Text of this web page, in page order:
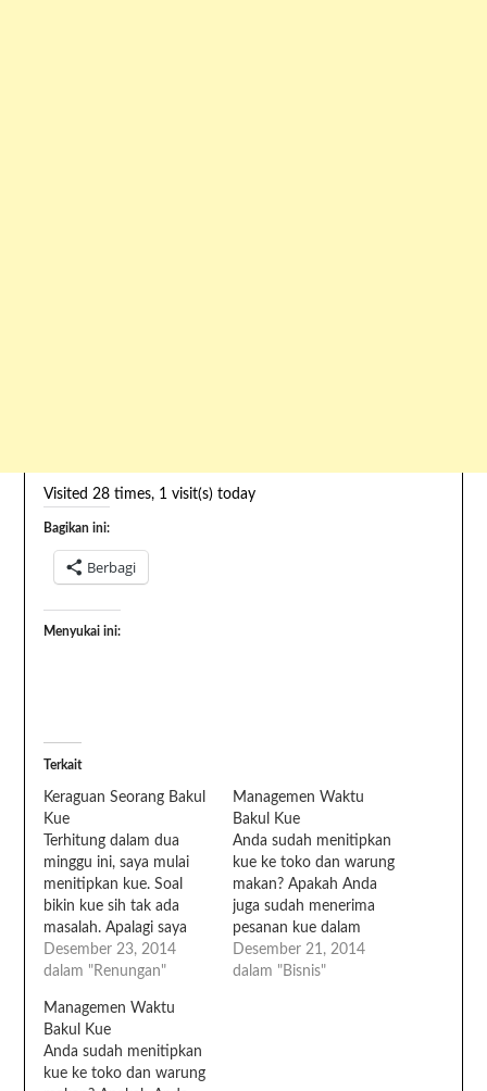
Visited 28 times, 1 visit(s) today
Bagikan ini:
Berbagi
Menyukai ini:
Terkait
Keraguan Seorang Bakul
Kue
Terhitung dalam dua
minggu ini, saya mulai
menitipkan kue. Soal
bikin kue sih tak ada
masalah. Apalagi saya
sudah tahu managemen
bakul kue seperti apa.
membuat saya ragu
masuk ke warung atau
toko. Malu? Bukan.
Bukan itu. Saya bisa
Desember 23, 2014
dalam "Renungan"
Managemen Waktu
Bakul Kue
Anda sudah menitipkan
kue ke toko dan warung
makan? Apakah Anda
juga sudah menerima
pesanan kue dalam
jumlah banyak? Kalau
iya, sekarang
Desember 21, 2014
dalam "Bisnis"
Managemen Waktu
Bakul Kue
Anda sudah menitipkan
kue ke toko dan warung